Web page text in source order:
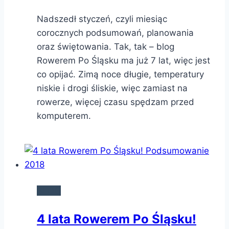
Nadszedł styczeń, czyli miesiąc
corocznych podsumowań, planowania
oraz świętowania. Tak, tak – blog
Rowerem Po Śląsku ma już 7 lat, więc jest
co opijać. Zimą noce długie, temperatury
niskie i drogi śliskie, więc zamiast na
rowerze, więcej czasu spędzam przed
komputerem.
4 lata Rowerem Po Śląsku!